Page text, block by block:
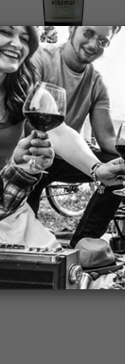
Zero Espumante
750cc
Socio: $8.091
Normal: $8.990
Stock: 4